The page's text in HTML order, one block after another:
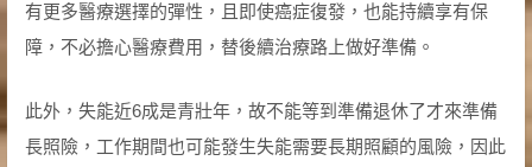
有更多醫療選擇的彈性，且即使癌症復發，也能持續享有保
障，不必擔心醫療費用，替後續治療路上做好準備。
此外，失能近6成是青壯年，故不能等到準備退休了才來準備
長照險，工作期間也可能發生失能需要長期照顧的風險，因此